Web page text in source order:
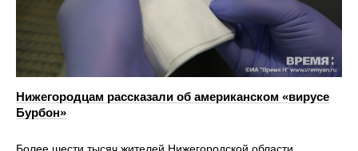
Нижегородцам рассказали об американском «вирусе
Бурбон»
Более шести тысяч жителей Нижегородской области